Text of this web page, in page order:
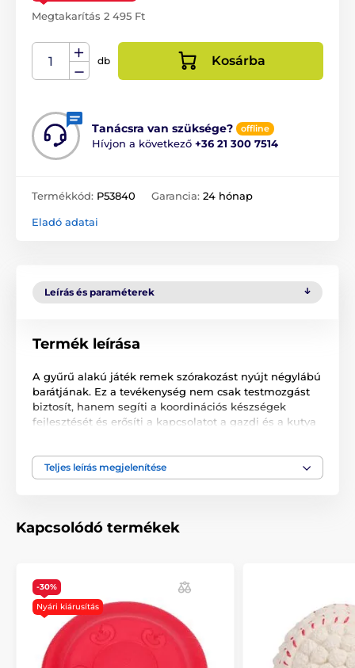
Megtakarítás 2 495 Ft
db Kosárba
Tanácsra van szüksége? offline
Hívjon a következő +36 21 300 7514
Termékkód: P53840 Garancia: 24 hónap
Eladó adatai
Leírás és paraméterek
Termék leírása
A gyűrű alakú játék remek szórakozást nyújt négylábú
barátjának. Ez a tevékenység nem csak testmozgást
biztosít, hanem segíti a koordinációs készségek
fejlesztését és erősíti a kapcsolatot a gazdi és a kutya
MéreteS- 17,5 cm, M - 27,5 cm
A termék előnyei:
Nagyon tartós anyag
Alkalmas kutyakiképzésre
Javítja a fizikai állapotot
Vízálló kivitel, a felületen lebeg
Teljes leírás megjelenítése
Kapcsolódó termékek
-30%
Nyári kiárusítás